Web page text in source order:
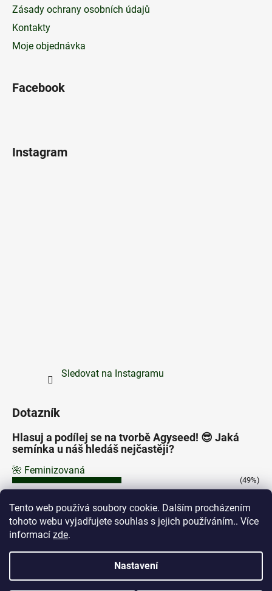
Tento web používá soubory cookie. Dalším procházením
tohoto webu vyjadřujete souhlas s jejich používáním.. Více
informací zde.
Nastavení
Zásady ochrany osobních údajů
Kontakty
Moje objednávka
Facebook
Instagram
Sledovat na Instagramu
Dotazník
Hlasuj a podílej se na tvorbě Agyseed! 😎 Jaká
semínka u náš hledáš nejčastěji?
🌺 Feminizovaná
(49%)
(43%)
🌿 Regular